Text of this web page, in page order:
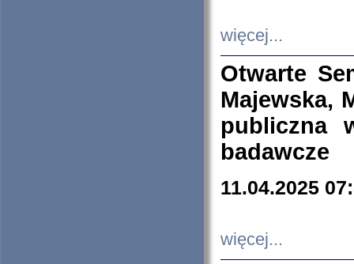
więcej...
Otwarte
Majewska,
publiczna
badawcze
11.04.2025
więcej...